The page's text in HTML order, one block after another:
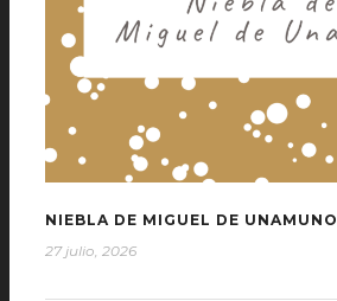
NIEBLA DE MIGUEL DE UNAMUNO
27 julio, 2026